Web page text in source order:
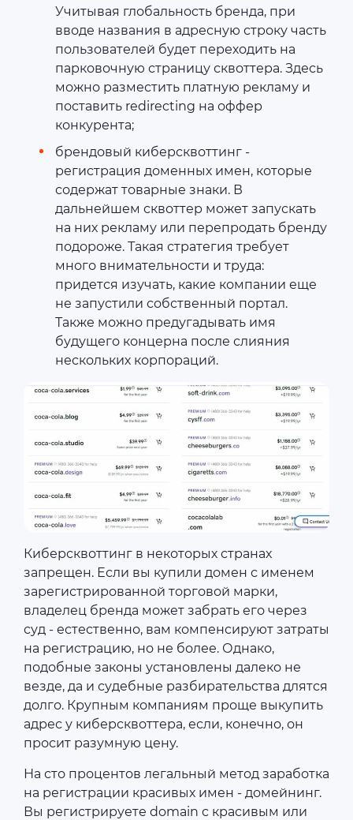
Учитывая глобальность бренда, при
вводе названия в адресную строку часть
пользователей будет переходить на
парковочную страницу сквоттера. Здесь
можно разместить платную рекламу и
поставить redirecting на оффер
конкурента;
брендовый киберсквоттинг -
регистрация доменных имен, которые
содержат товарные знаки. В
дальнейшем сквоттер может запускать
на них рекламу или перепродать бренду
подороже. Такая стратегия требует
много внимательности и труда:
придется изучать, какие компании еще
не запустили собственный портал.
Также можно предугадывать имя
будущего концерна после слияния
нескольких корпораций.
Киберсквоттинг в некоторых странах
запрещен. Если вы купили домен с именем
зарегистрированной торговой марки,
владелец бренда может забрать его через
суд - естественно, вам компенсируют затраты
на регистрацию, но не более. Однако,
подобные законы установлены далеко не
везде, да и судебные разбирательства длятся
долго. Крупным компаниям проще выкупить
адрес у киберсквоттера, если, конечно, он
просит разумную цену.
На сто процентов легальный метод заработка
на регистрации красивых имен - домейнинг.
Вы регистрируете domain с красивым или